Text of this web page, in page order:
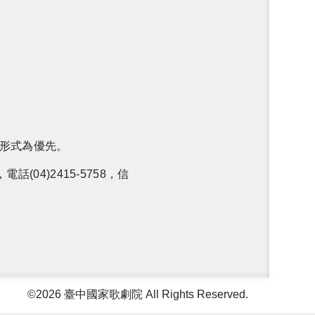
式為優先。
電話(04)2415-5758，信
©2026 臺中國家歌劇院 All Rights Reserved.